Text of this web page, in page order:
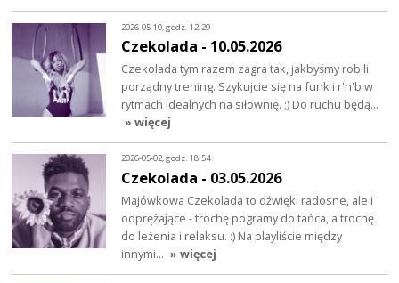
2026-05-10, godz. 12:29
Czekolada - 10.05.2026
Czekolada tym razem zagra tak, jakbyśmy robili
porządny trening. Szykujcie się na funk i r'n'b w
rytmach idealnych na siłownię. ;) Do ruchu będą…
» więcej
2026-05-02, godz. 18:54
Czekolada - 03.05.2026
Majówkowa Czekolada to dźwięki radosne, ale i
odprężające - trochę pogramy do tańca, a trochę
do leżenia i relaksu. :) Na playliście między
innymi… » więcej